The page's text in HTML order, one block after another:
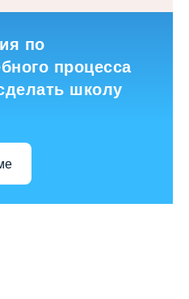
по
процесса
школу